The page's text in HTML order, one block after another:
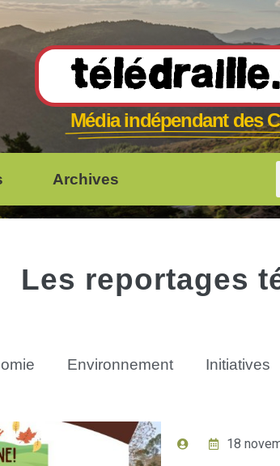
Média indépendant des
Archives
Les reportages
Environnement Initiatives
18